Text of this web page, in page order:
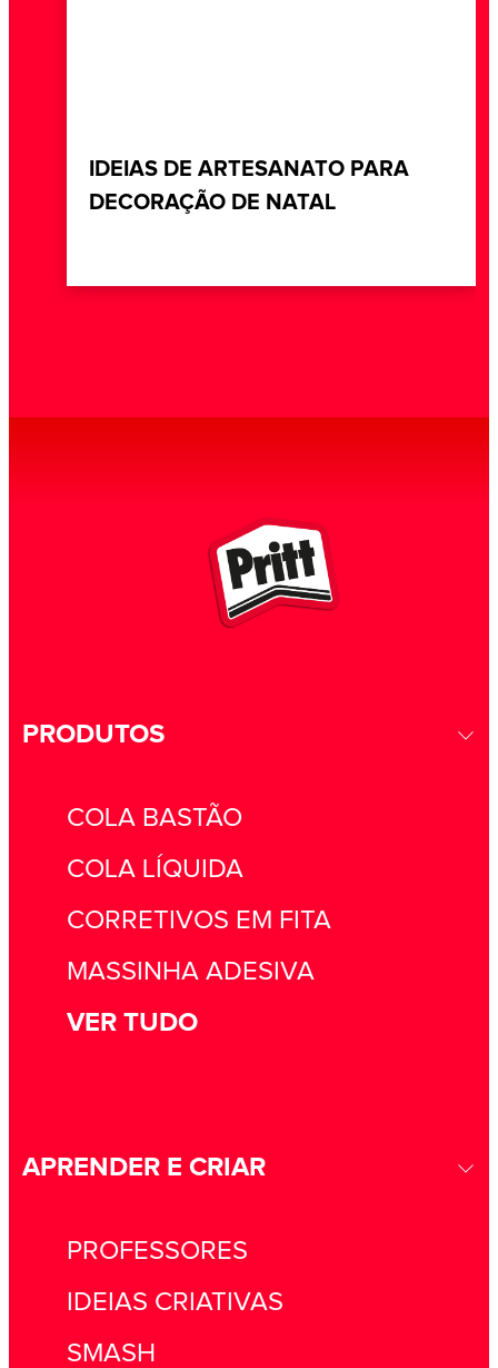
IDEIAS DE ARTESANATO PARA
DECORAÇÃO DE NATAL
NATAL
PRODUTOS
COLA BASTÃO
COLA LÍQUIDA
CORRETIVOS EM FITA
MASSINHA ADESIVA
VER TUDO
APRENDER E CRIAR
PROFESSORES
IDEIAS CRIATIVAS
SMASH